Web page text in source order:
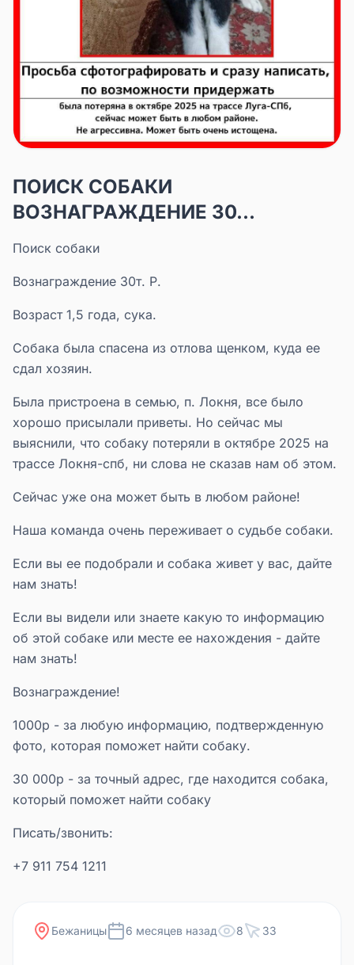
ПОИСК СОБАКИ
ВОЗНАГРАЖДЕНИЕ 30...
Поиск собаки
Вознаграждение 30т. Р.
Возраст 1,5 года, сука.
Собака была спасена из отлова щенком, куда ее
сдал хозяин.
Была пристроена в семью, п. Локня, все было
хорошо присылали приветы. Но сейчас мы
выяснили, что собаку потеряли в октябре 2025 на
трассе Локня-спб, ни слова не сказав нам об этом.
Сейчас уже она может быть в любом районе!
Наша команда очень переживает о судьбе собаки.
Если вы ее подобрали и собака живет у вас, дайте
нам знать!
Если вы видели или знаете какую то информацию
об этой собаке или месте ее нахождения - дайте
нам знать!
Вознаграждение!
1000р - за любую информацию, подтвержденную
фото, которая поможет найти собаку.
30 000р - за точный адрес, где находится собака,
который поможет найти собаку
Писать/звонить:
+7 911 754 1211
Бежаницы 6 месяцев назад 8 33